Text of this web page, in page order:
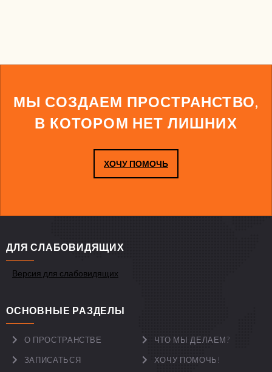
МЫ СОЗДАЕМ ПРОСТРАНСТВО,
В КОТОРОМ НЕТ ЛИШНИХ
ХОЧУ ПОМОЧЬ
ДЛЯ СЛАБОВИДЯЩИХ
Версия для слабовидящих
ОСНОВНЫЕ РАЗДЕЛЫ
О ПРОСТРАНСТВЕ ЧТО МЫ ДЕЛАЕМ?
ЗАПИСАТЬСЯ ХОЧУ ПОМОЧЬ!